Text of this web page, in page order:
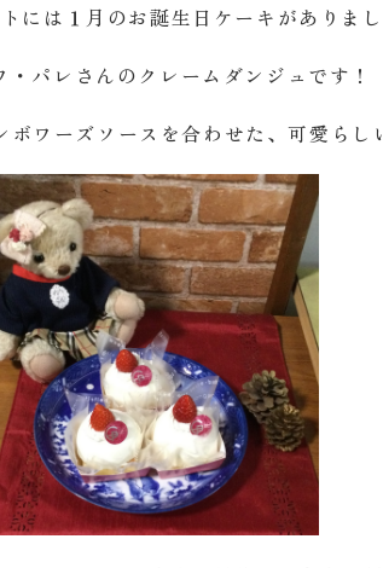
には１月のお誕生日ケーキがありま
・パレさんのクレームダンジュです！
ボワーズソースを合わせた、可愛らし